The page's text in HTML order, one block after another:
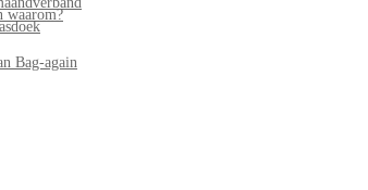
waarom?
Bag-again